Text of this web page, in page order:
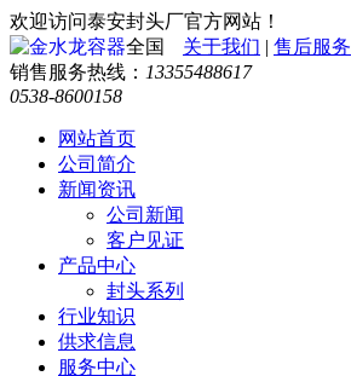
欢迎访问泰安封头厂官方网站！
关于我们 | 售后服务
全国
销售服务热线： 13355488617
0538-8600158
网站首页
公司简介
新闻资讯
公司新闻
客户见证
产品中心
封头系列
行业知识
供求信息
服务中心